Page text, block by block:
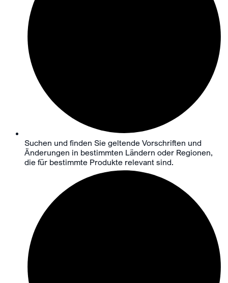
Suchen und finden Sie geltende Vorschriften und
Änderungen in bestimmten Ländern oder Regionen,
die für bestimmte Produkte relevant sind.